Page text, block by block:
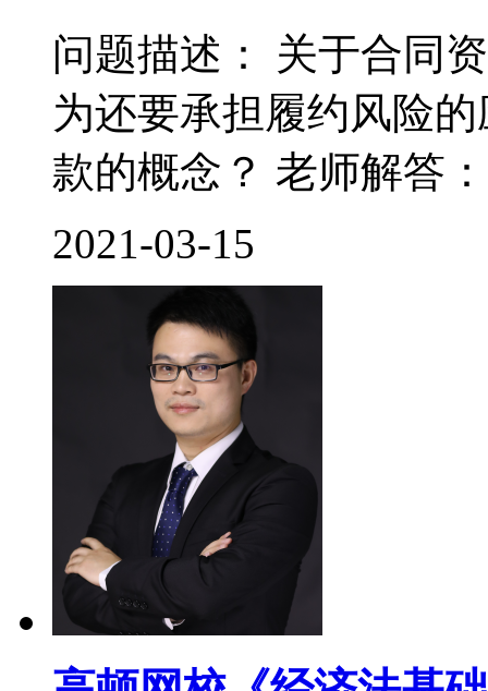
问题描述： 关于合同
为还要承担履约风险
款的概念？ 老师解答
2021-03-15